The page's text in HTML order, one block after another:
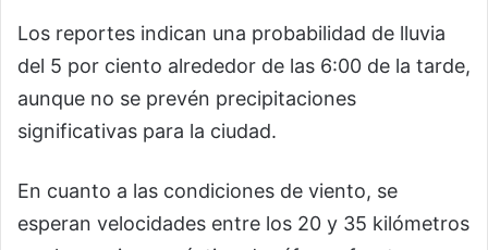
Los reportes indican una probabilidad de lluvia
del 5 por ciento alrededor de las 6:00 de la tarde,
aunque no se prevén precipitaciones
significativas para la ciudad.
En cuanto a las condiciones de viento, se
esperan velocidades entre los 20 y 35 kilómetros